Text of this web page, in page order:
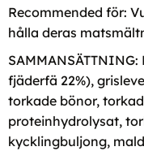
Recommended för:
hålla deras
fjäderfä 22%),
torkade bönor,
proteinhydrolysat,
kycklingbuljong,